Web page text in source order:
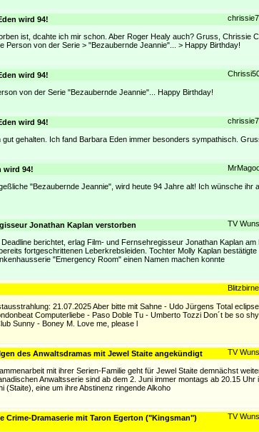
wird 94!
ist, dcahte ich mir schon. Aber Roger Healy auch? Gruss,
Person von der Serie > "Bezaubernde Jeannie"... > Happy Birthday!
wird 94!
von der Serie "Bezaubernde Jeannie"... Happy Birthday!
wird 94!
gut gehalten. Ich fand Barbara Eden immer besonders sympathisch.
wird 94!
"Bezaubernde Jeannie", wird heute 94 Jahre alt! Ich wünsche
TV
Jonathan Kaplan verstorben
berichtet, erlag Film- und Fernsehregisseur Jonathan Kaplan
fortgeschrittenen Leberkrebsleiden. Tochter Molly Kaplan
"Emergency Room" einen Namen machen konnte
Blitzbirne
21.07.2025 Aber bitte mit Sahne - Udo Jürgens Total
Computerliebe - Paso Doble Tu - Umberto Tozzi Don´t be so
Sunny - Boney M. Love me, please l
TV
des Anwaltsdramas mit Jewel Staite angekündigt
mit ihrer Serien-Familie geht für Jewel Staite demnächst
Anwaltsserie sind ab dem 2. Juni immer montags ab 20.15
(Staite), eine um ihre Abstinenz ringende Alkoho
TV
Crime-Dramaserie mit Taron Egerton ("Kingsman")